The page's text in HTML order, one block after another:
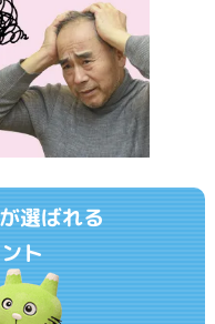
選ばれる
ト